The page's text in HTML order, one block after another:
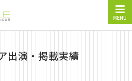
MENU
出演・掲載実績